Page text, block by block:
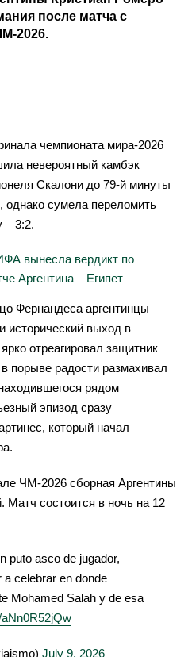
после матча с
2026.
чемпионата мира-2026
невероятный камбэк
Скалони до 79-й минуты
однако сумела переломить
– 3:2.
вынесла вердикт по
Аргентина – Египет
Фернандеса аргентинцы
исторический выход в
отреагировал защитник
порыве радости размахивал
рядом
эпизод сразу
который начал
ЧМ-2026 сборная Аргентины
Матч состоится в ночь на 12
puto asco de jugador,
celebrar en donde
Mohamed Salah y de esa
July 9, 2026